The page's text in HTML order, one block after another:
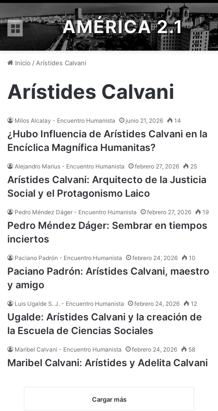
Menú AMÉRICA 2.1
Inicio / Arístides Calvani
Arístides Calvani
Milos Alcalay - Encuentro Humanista junio 21, 2026 14
¿Hubo Influencia de Arístides Calvani en la
Encíclica Magnífica Humanitas?
Alejandro Marius - Encuentro Humanista febrero 27, 2026 25
Arístides Calvani: Arquitecto de la Justicia
Social y el Protagonismo Laico
Pedro Méndez Dáger - Encuentro Humanista febrero 27, 2026 19
Pedro Méndez Dáger: Sembrar en tiempos
inciertos
Paciano Padrón - Encuentro Humanista febrero 24, 2026 10
Paciano Padrón: Arístides Calvani, maestro
y amigo
Luis Ugalde S. J. - Encuentro Humanista febrero 24, 2026 12
Ugalde: Arístides Calvani y la creación de
la Escuela de Ciencias Sociales
Maribel Calvani - Encuentro Humanista febrero 24, 2026 58
Maribel Calvani: Arístides y Adelita Calvani
Cargar más